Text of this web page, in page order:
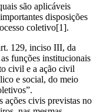
são aplicáveis
disposições
coletivo[1].
129, inciso III, da
funções institucionais
civil e a ação civil
e social, do meio
ações civis previstas no